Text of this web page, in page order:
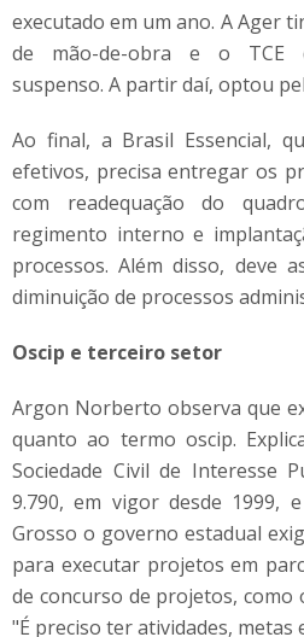
executado em um ano. A Ager
de mão-de-obra e o TCE
suspenso. A partir daí, optou
Ao final, a Brasil Essencial,
efetivos, precisa entregar os
com readequação do
regimento interno e
processos. Além disso, deve
diminuição de processos
Oscip e terceiro setor
Argon Norberto observa que
quanto ao termo oscip.
Sociedade Civil de Interesse
9.790, em vigor desde 1999,
Grosso o governo estadual
para executar projetos em
de concurso de projetos, como
"É preciso ter atividades, metas